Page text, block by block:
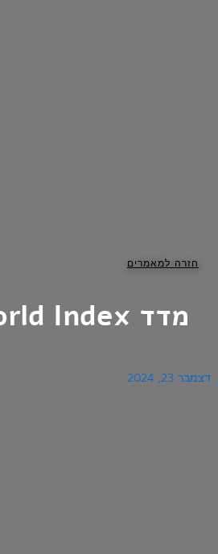
חזרה למאמרים
מדד MSCI World Index
דצמבר 23, 2024